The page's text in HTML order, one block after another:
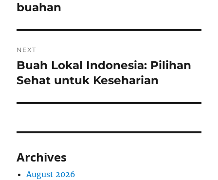
buahan
NEXT
Next
post:
Buah Lokal Indonesia: Pilihan
Sehat untuk Keseharian
Archives
August 2026